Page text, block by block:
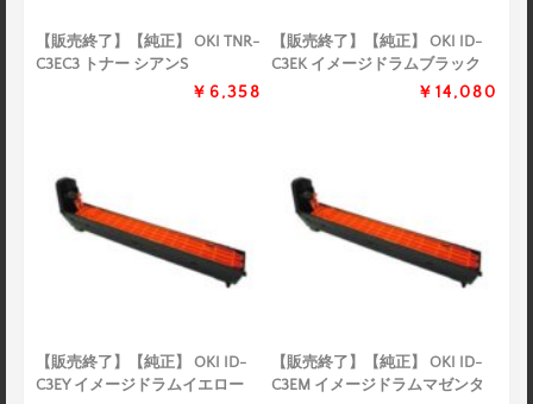
【販売終了】【純正】 OKI TNR-
C3EC3 トナー シアンS
￥6,358
【販売終了】【純正】 OKI ID-
C3EK イメージドラムブラック
￥14,080
【販売終了】【純正】 OKI ID-
C3EY イメージドラムイエロー
【販売終了】【純正】 OKI ID-
C3EM イメージドラムマゼンタ